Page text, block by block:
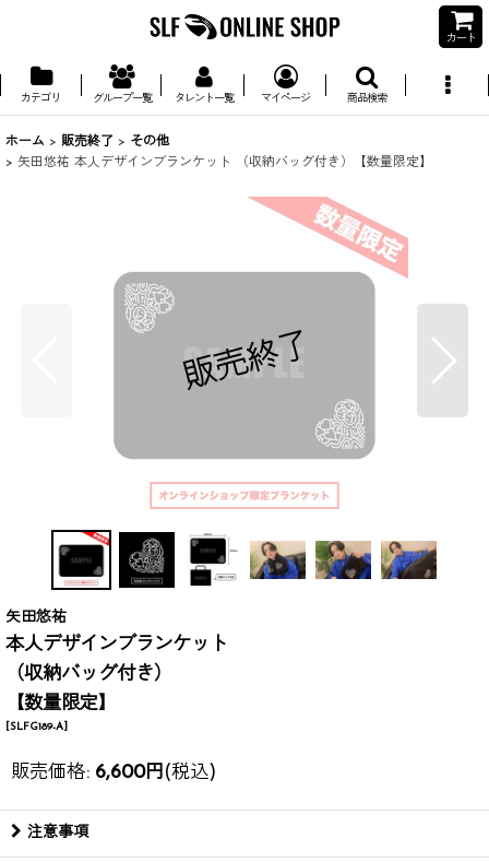
カート
カテゴリ グループ一覧 タレント一覧 マイページ 商品検索
ホーム > 販売終了 > その他
> 矢田悠祐 本人デザインブランケット （収納バッグ付き）【数量限定】
矢田悠祐
本人デザインブランケット
（収納バッグ付き）
【数量限定】
[SLFG189-A]
販売価格: 6,600円 (税込)
注意事項